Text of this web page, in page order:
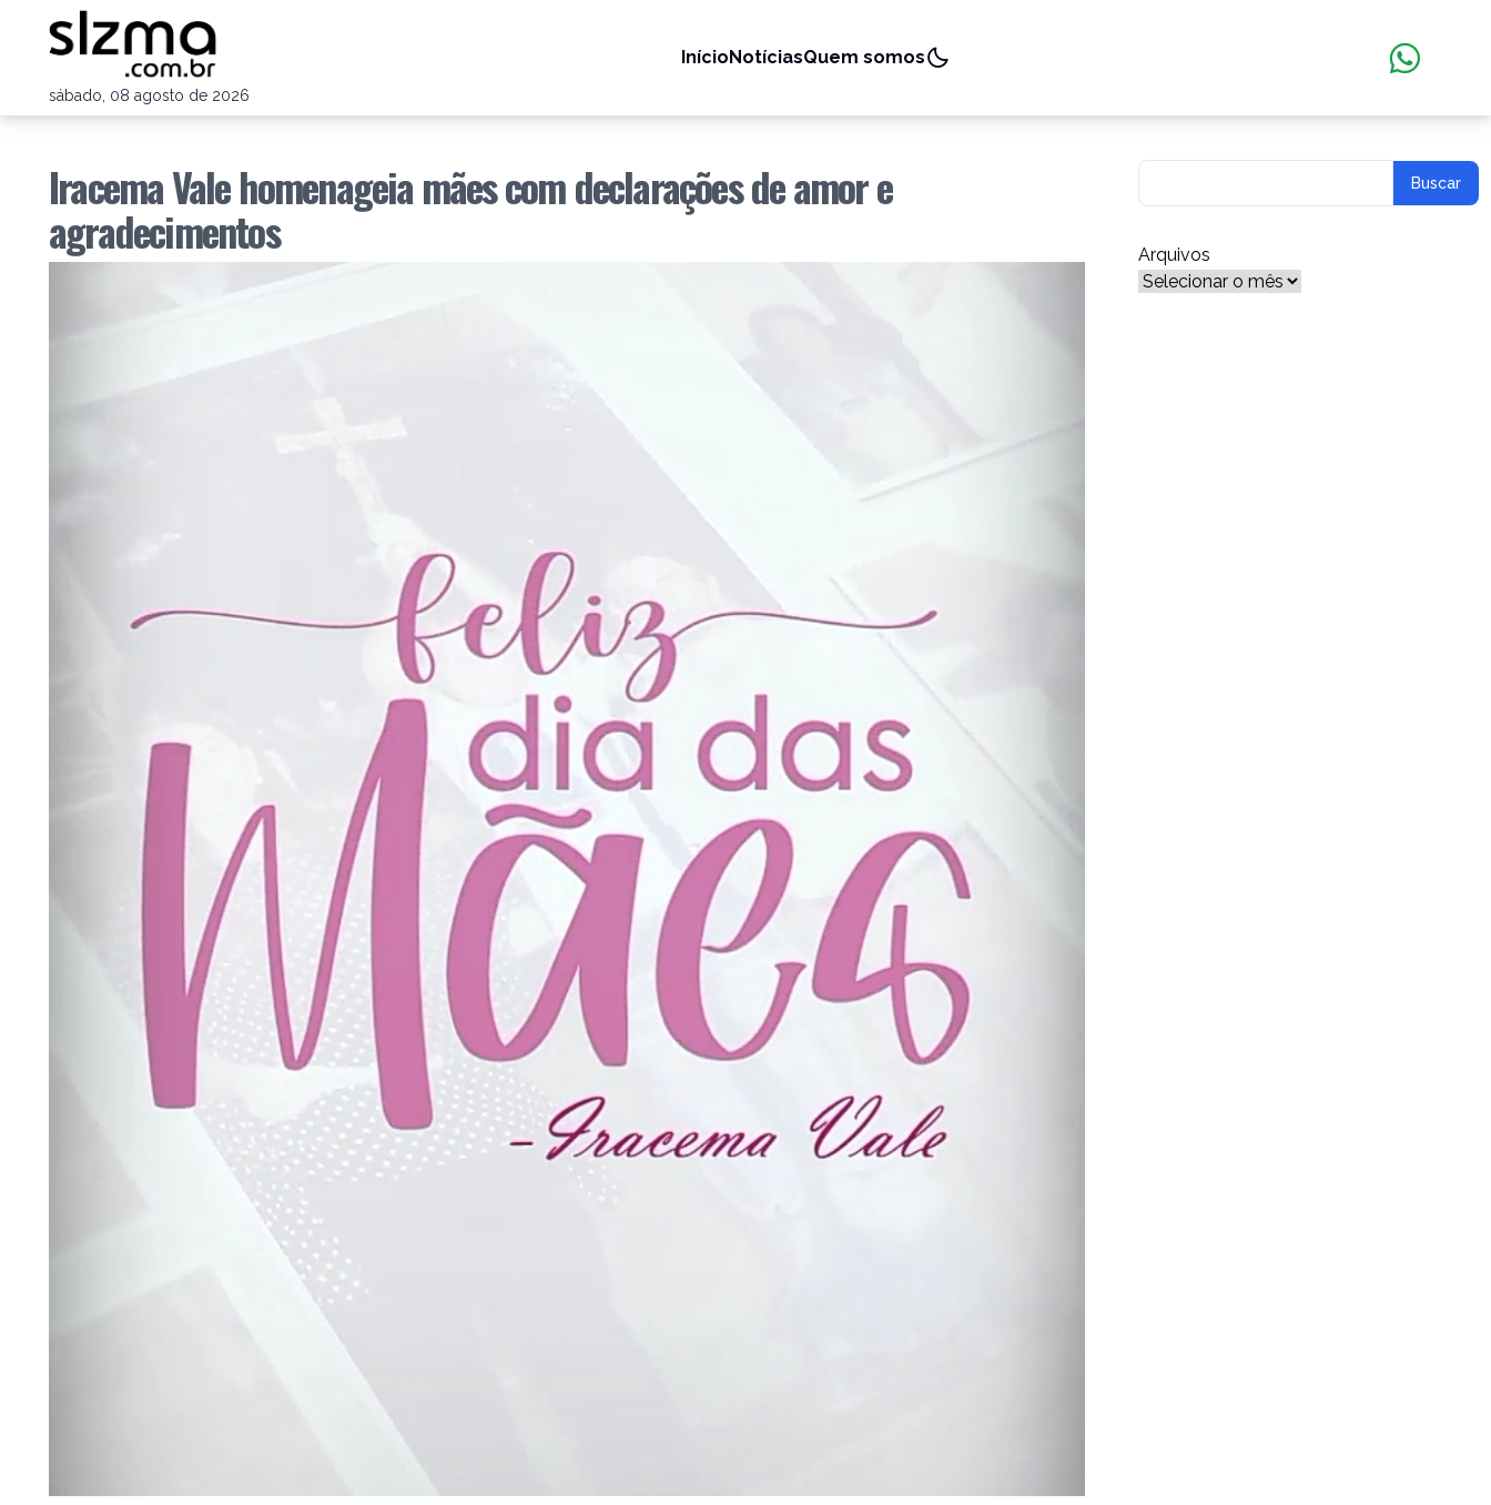
sábado, 08 agosto de 2026
InícioNotíciasQuem somos
Iracema Vale homenageia mães com declarações de amor e
agradecimentos
Arquivos
Arquivos